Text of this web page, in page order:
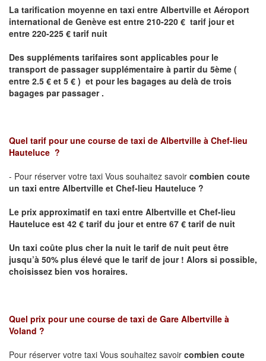
La tarification moyenne en taxi entre Albertville et Aéroport
international de Genève est entre 210-220 € tarif jour et
entre 220-225 € tarif nuit
Des suppléments tarifaires sont applicables pour le
transport de passager supplémentaire à partir du 5ème (
entre 2.5 € et 5 € ) et pour les bagages au delà de trois
bagages par passager .
Quel tarif pour une course de taxi de Albertville à Chef-lieu
Hauteluce ?
- Pour réserver votre taxi Vous souhaitez savoir combien coute
un taxi entre Albertville et Chef-lieu Hauteluce ?
Le prix approximatif en taxi entre Albertville et Chef-lieu
Hauteluce est 42 € tarif du jour et entre 67 € tarif de nuit
Un taxi coûte plus cher la nuit le tarif de nuit peut être
jusqu’à 50% plus élevé que le tarif de jour ! Alors si possible,
choisissez bien vos horaires.
Quel prix pour une course de taxi de Gare Albertville à
Voland ?
Pour réserver votre taxi Vous souhaitez savoir combien coute